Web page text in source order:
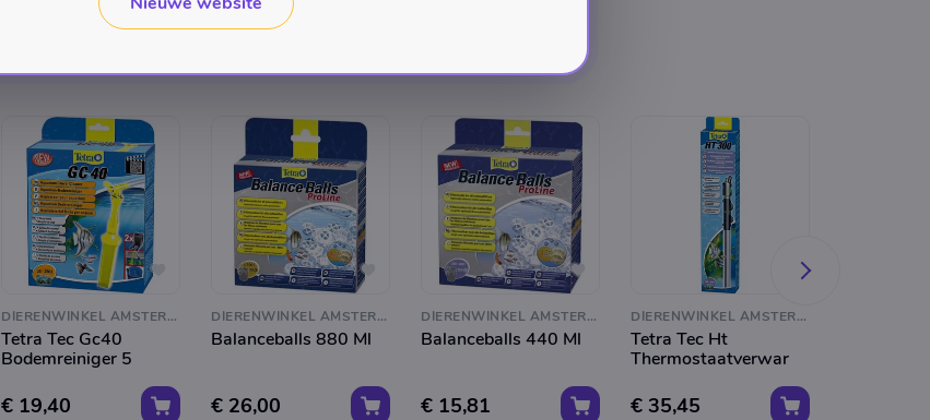
DIERENWINKEL AMSTERDAM
Tetra Tec Gc40
Bodemreiniger 5
€ 19,40
DIERENWINKEL AMSTERDAM
Balanceballs 880 Ml
€ 26,00
DIERENWINKEL AMSTERDAM
Balanceballs 440 Ml
€ 15,81
DIERENWINKEL AMSTERDAM
Tetra Tec Ht
Thermostaatverwar
€ 35,45